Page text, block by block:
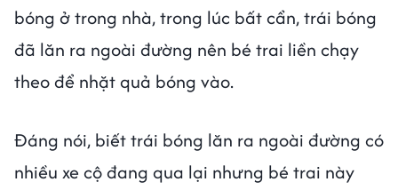
bóng ở trong nhà, trong lúc bất cẩn, trái bóng
đã lăn ra ngoài đường nên bé trai liền chạy
theo để nhặt quả bóng vào.
Đáng nói, biết trái bóng lăn ra ngoài đường có
nhiều xe cộ đang qua lại nhưng bé trai này